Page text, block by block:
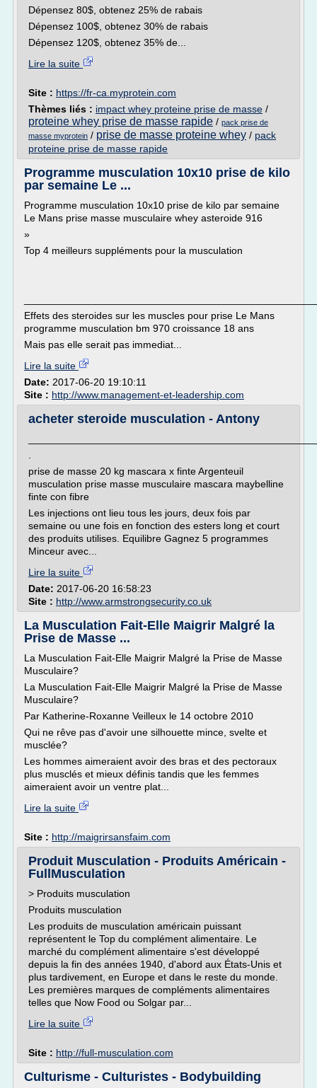
Dépensez 80$, obtenez 25% de rabais
Dépensez 100$, obtenez 30% de rabais
Dépensez 120$, obtenez 35% de...
Lire la suite
Site : https://fr-ca.myprotein.com
Thèmes liés : impact whey proteine prise de masse /
proteine whey prise de masse rapide / pack prise de
masse myprotein / prise de masse proteine whey / pack
proteine prise de masse rapide
Programme musculation 10x10 prise de kilo
par semaine Le ...
Programme musculation 10x10 prise de kilo par semaine
Le Mans prise masse musculaire whey asteroide 916
»
Top 4 meilleurs suppléments pour la musculation
Effets des steroides sur les muscles pour prise Le Mans
programme musculation bm 970 croissance 18 ans
Mais pas elle serait pas immediat...
Lire la suite
Date: 2017-06-20 19:10:11
Site : http://www.management-et-leadership.com
acheter steroide musculation - Antony
prise de masse 20 kg mascara x finte Argenteuil
musculation prise masse musculaire mascara maybelline
finte con fibre
Les injections ont lieu tous les jours, deux fois par
semaine ou une fois en fonction des esters long et court
des produits utilises. Equilibre Gagnez 5 programmes
Minceur avec...
Lire la suite
Date: 2017-06-20 16:58:23
Site : http://www.armstrongsecurity.co.uk
La Musculation Fait-Elle Maigrir Malgré la
Prise de Masse ...
La Musculation Fait-Elle Maigrir Malgré la Prise de Masse
Musculaire?
La Musculation Fait-Elle Maigrir Malgré la Prise de Masse
Musculaire?
Par Katherine-Roxanne Veilleux le 14 octobre 2010
Qui ne rêve pas d'avoir une silhouette mince, svelte et
musclée?
Les hommes aimeraient avoir des bras et des pectoraux
plus musclés et mieux définis tandis que les femmes
aimeraient avoir un ventre plat...
Lire la suite
Site : http://maigrirsansfaim.com
Produit Musculation - Produits Américain -
FullMusculation
> Produits musculation
Produits musculation
Les produits de musculation américain puissant
représentent le Top du complément alimentaire. Le
marché du complément alimentaire s'est développé
depuis la fin des années 1940, d'abord aux États-Unis et
plus tardivement, en Europe et dans le reste du monde.
Les premières marques de compléments alimentaires
telles que Now Food ou Solgar par...
Lire la suite
Site : http://full-musculation.com
Culturisme - Culturistes - Bodybuilding